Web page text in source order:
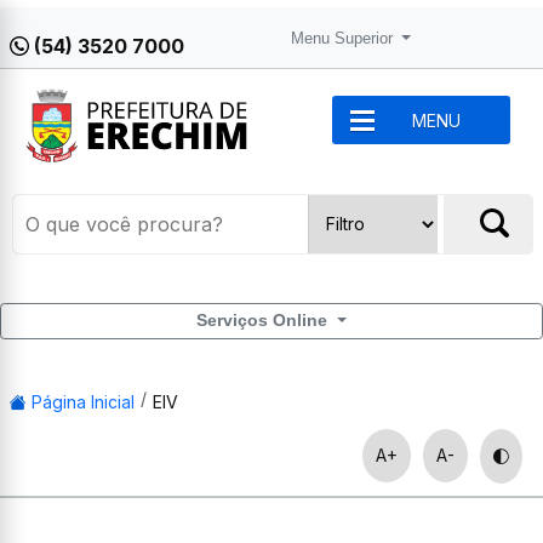
(54) 3520 7000 Menu Superior
MENU
Serviços Online
Página Inicial EIV
A+ A-